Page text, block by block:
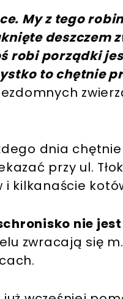
My z tego
deszczem
robi porządki
to chętnie
dnia
przy ul.
kilkanaście
nie
zwracają się